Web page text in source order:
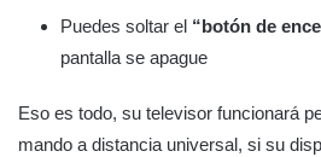
Puedes soltar el “botón de
pantalla se apague
Eso es todo, su televisor funcionará
mando a distancia universal, si su